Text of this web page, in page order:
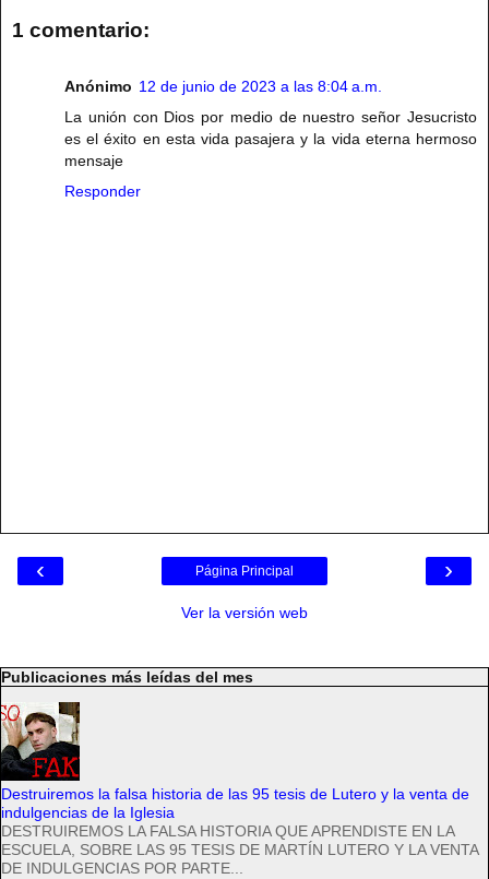
1 comentario:
Anónimo 12 de junio de 2023 a las 8:04 a.m.
La unión con Dios por medio de nuestro señor Jesucristo
es el éxito en esta vida pasajera y la vida eterna hermoso
mensaje
Responder
‹ ›
Página Principal
Ver la versión web
Publicaciones más leídas del mes
Destruiremos la falsa historia de las 95 tesis de Lutero y la venta de
indulgencias de la Iglesia
DESTRUIREMOS LA FALSA HISTORIA QUE APRENDISTE EN LA
ESCUELA, SOBRE LAS 95 TESIS DE MARTÍN LUTERO Y LA VENTA
DE INDULGENCIAS POR PARTE...